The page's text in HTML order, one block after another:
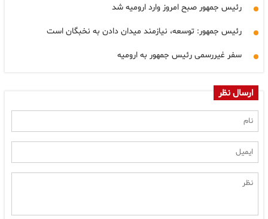
رئیس جمهور صبح امروز وارد ارومیه شد
رئیس جمهور: توسعه، نیازمند میدان دادن به نخبگان است
سفر غیررسمی رئیس جمهور به ارومیه
ارسال نظر